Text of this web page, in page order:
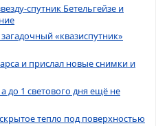
спутник Бетельгейзе и
«квазиспутник»
и прислал новые снимки и
до 1 светового дня ещё не
тепло под поверхностью